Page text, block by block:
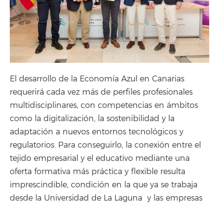
El desarrollo de la Economía Azul en Canarias
requerirá cada vez más de perfiles profesionales
multidisciplinares, con competencias en ámbitos
como la digitalización, la sostenibilidad y la
adaptación a nuevos entornos tecnológicos y
regulatorios. Para conseguirlo, la conexión entre el
tejido empresarial y el educativo mediante una
oferta formativa más práctica y flexible resulta
imprescindible, condición en la que ya se trabaja
desde la Universidad de La Laguna y las empresas